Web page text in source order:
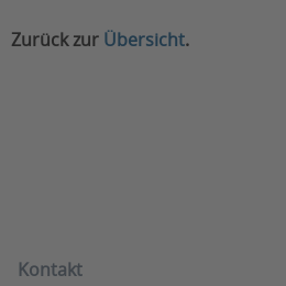
Zurück zur Übersicht.
Kontakt